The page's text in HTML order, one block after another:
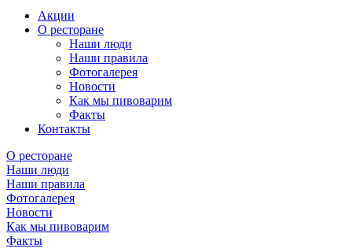
Акции
О ресторане
Наши люди
Наши правила
Фотогалерея
Новости
Как мы пивоварим
Факты
Контакты
О ресторане
Наши люди
Наши правила
Фотогалерея
Новости
Как мы пивоварим
Факты